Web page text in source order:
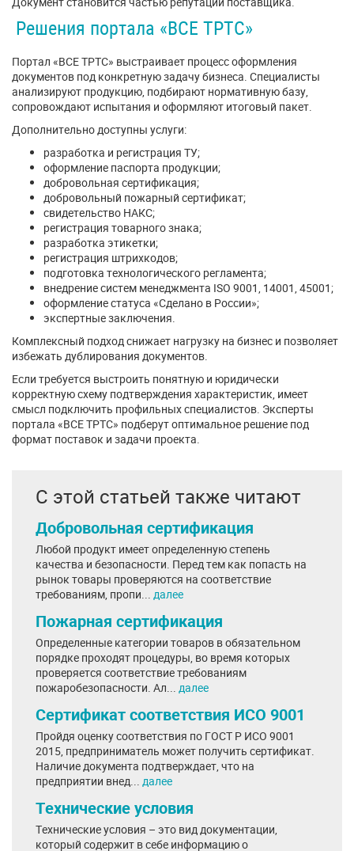
Решения портала «ВСЕ ТРТС»
Портал «ВСЕ ТРТС» выстраивает процесс оформления
документов под конкретную задачу бизнеса. Специалисты
анализируют продукцию, подбирают нормативную базу,
сопровождают испытания и оформляют итоговый пакет.
Дополнительно доступны услуги:
разработка и регистрация ТУ;
оформление паспорта продукции;
добровольная сертификация;
добровольный пожарный сертификат;
свидетельство НАКС;
регистрация товарного знака;
разработка этикетки;
регистрация штрихкодов;
подготовка технологического регламента;
внедрение систем менеджмента ISO 9001, 14001, 45001;
оформление статуса «Сделано в России»;
экспертные заключения.
Комплексный подход снижает нагрузку на бизнес и позволяет
избежать дублирования документов.
Если требуется выстроить понятную и юридически
корректную схему подтверждения характеристик, имеет
смысл подключить профильных специалистов. Эксперты
портала «ВСЕ ТРТС» подберут оптимальное решение под
формат поставок и задачи проекта.
С этой статьей также читают
Добровольная сертификация
Любой продукт имеет определенную степень
качества и безопасности. Перед тем как попасть на
рынок товары проверяются на соответствие
требованиям, пропи... далее
Пожарная сертификация
Определенные категории товаров в обязательном
порядке проходят процедуры, во время которых
проверяется соответствие требованиям
пожаробезопасности. Ал... далее
Сертификат соответствия ИСО 9001
Пройдя оценку соответствия по ГОСТ Р ИСО 9001
2015, предприниматель может получить сертификат.
Наличие документа подтверждает, что на
предприятии внед... далее
Технические условия
Технические условия – это вид документации,
который содержит в себе информацию о